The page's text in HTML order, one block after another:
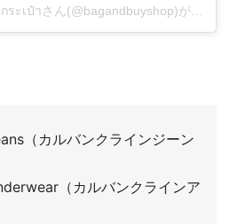
กางเกงฮานาโกะ เสื้อ กระเป๋าさん(@bagandbuyshop)がシェアした投稿
（カルバンクラインジーン
（カルバンクラインア